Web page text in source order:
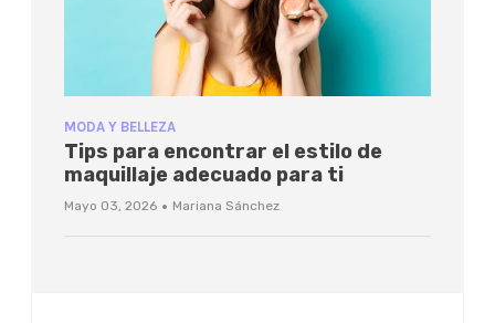
MODA Y BELLEZA
Tips para encontrar el estilo de
maquillaje adecuado para ti
Mayo 03, 2026 · Mariana Sánchez